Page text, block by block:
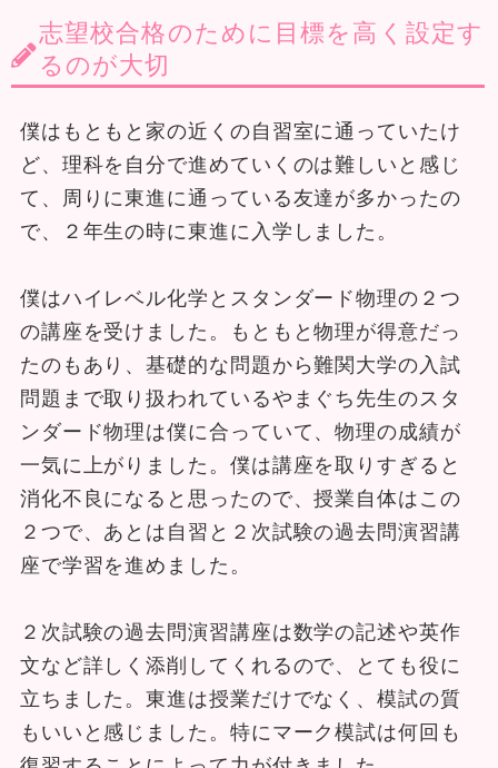
志望校合格のために目標を高く設定す
るのが大切
僕はもともと家の近くの自習室に通っていたけ
ど、理科を自分で進めていくのは難しいと感じ
て、周りに東進に通っている友達が多かったの
で、２年生の時に東進に入学しました。
僕はハイレベル化学とスタンダード物理の２つ
の講座を受けました。もともと物理が得意だっ
たのもあり、基礎的な問題から難関大学の入試
問題まで取り扱われているやまぐち先生のスタ
ンダード物理は僕に合っていて、物理の成績が
一気に上がりました。僕は講座を取りすぎると
消化不良になると思ったので、授業自体はこの
２つで、あとは自習と２次試験の過去問演習講
座で学習を進めました。
２次試験の過去問演習講座は数学の記述や英作
文など詳しく添削してくれるので、とても役に
立ちました。東進は授業だけでなく、模試の質
もいいと感じました。特にマーク模試は何回も